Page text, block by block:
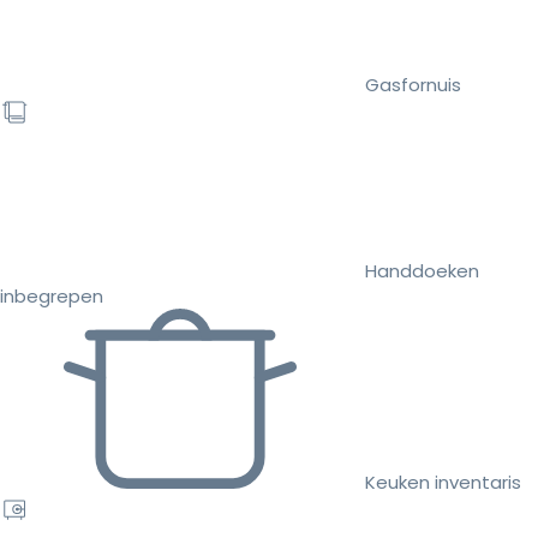
Gasfornuis
Handdoeken
inbegrepen
Keuken inventaris